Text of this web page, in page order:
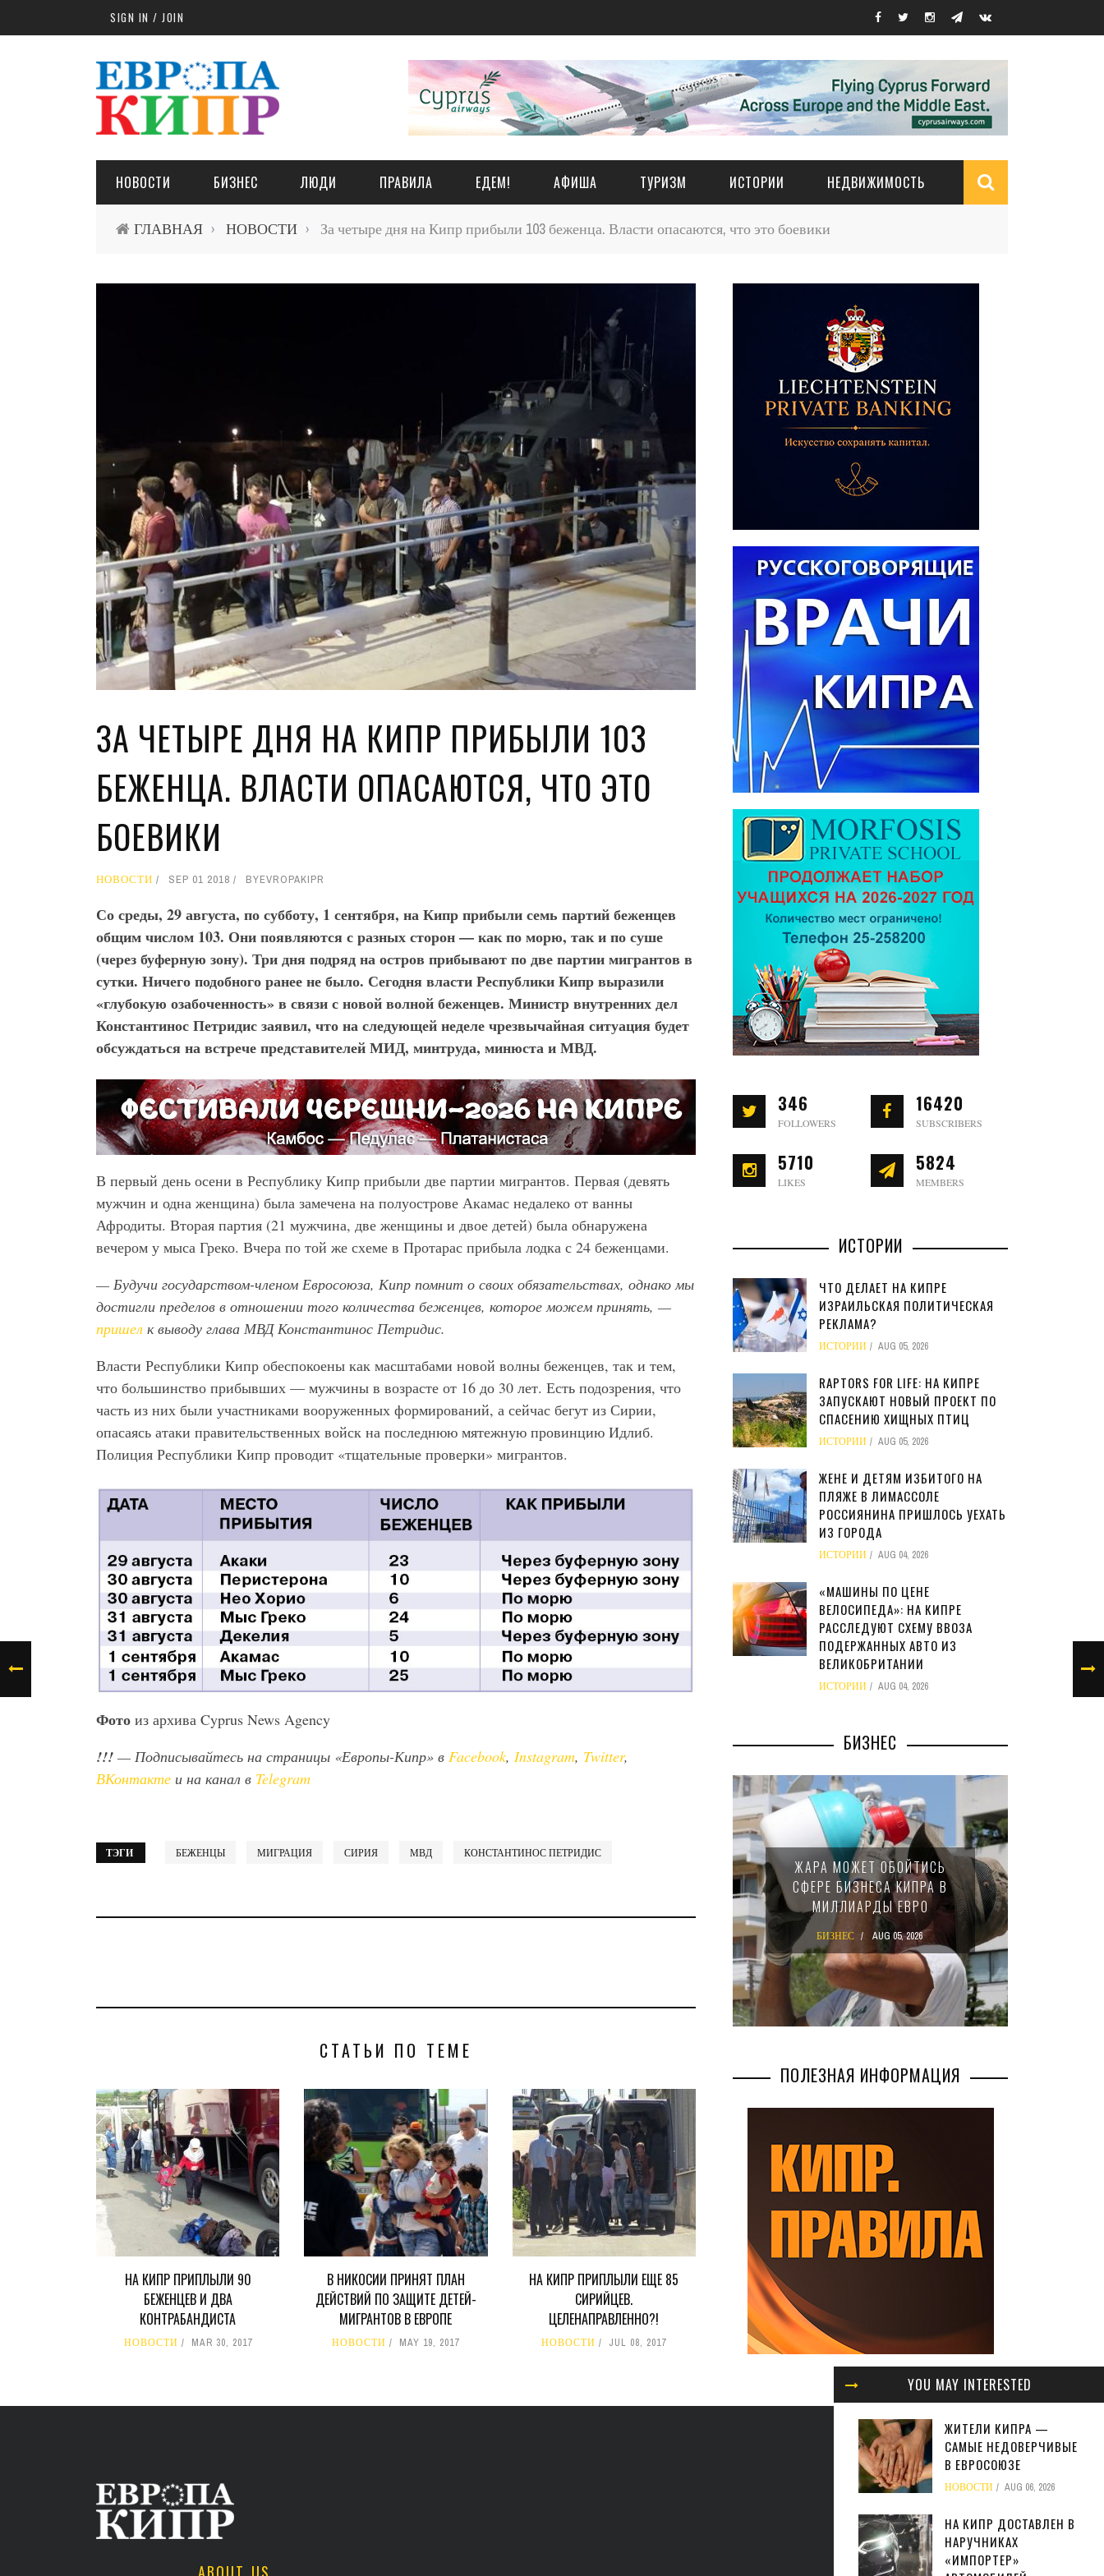
Skip to main contentSIGN IN / JOIN
НОВОСТИ БИЗНЕС ЛЮДИ ПРАВИЛА ЕДЕМ! АФИША ТУРИЗМ ИСТОРИИ НЕДВИЖИМОСТЬ
ГЛАВНАЯ › НОВОСТИ › За четыре дня на Кипр прибыли 103 беженца. Власти опасаются, что это боевики
ЗА ЧЕТЫРЕ ДНЯ НА КИПР ПРИБЫЛИ 103
БЕЖЕНЦА. ВЛАСТИ ОПАСАЮТСЯ, ЧТО ЭТО
БОЕВИКИ
НОВОСТИ SEP 01 2018 BYEVROPAKIPR
Со среды, 29 августа, по субботу, 1 сентября, на Кипр прибыли семь партий беженцев
общим числом 103. Они появляются с разных сторон — как по морю, так и по суше
(через буферную зону). Три дня подряд на остров прибывают по две партии мигрантов в
сутки. Ничего подобного ранее не было. Сегодня власти Республики Кипр выразили
«глубокую озабоченность» в связи с новой волной беженцев. Министр внутренних дел
Константинос Петридис заявил, что на следующей неделе чрезвычайная ситуация будет
обсуждаться на встрече представителей МИД, минтруда, минюста и МВД.
В первый день осени в Республику Кипр прибыли две партии мигрантов. Первая (девять
мужчин и одна женщина) была замечена на полуострове Акамас недалеко от ванны
Афродиты. Вторая партия (21 мужчина, две женщины и двое детей) была обнаружена
вечером у мыса Греко. Вчера по той же схеме в Протарас прибыла лодка с 24 беженцами.
— Будучи государством-членом Евросоюза, Кипр помнит о своих обязательствах, однако мы
достигли пределов в отношении того количества беженцев, которое можем принять, —
пришел к выводу глава МВД Константинос Петридис.
Власти Республики Кипр обеспокоены как масштабами новой волны беженцев, так и тем,
что большинство прибывших — мужчины в возрасте от 16 до 30 лет. Есть подозрения, что
часть из них были участниками вооруженных формирований, а сейчас бегут из Сирии,
опасаясь атаки правительственных войск на последнюю мятежную провинцию Идлиб.
Полиция Республики Кипр проводит «тщательные проверки» мигрантов.
Фото из архива Cyprus News Agency
!!! — Подписывайтесь на страницы «Европы-Кипр» в Facebook, Instagram, Twitter,
ВКонтакте и на канал в Telegram
ТЭГИ БЕЖЕНЦЫ МИГРАЦИЯ СИРИЯ МВД КОНСТАНТИНОС ПЕТРИДИС
СТАТЬИ ПО ТЕМЕ
НА КИПР ПРИПЛЫЛИ 90
БЕЖЕНЦЕВ И ДВА
КОНТРАБАНДИСТА
НОВОСТИ MAR 30, 2017
В НИКОСИИ ПРИНЯТ ПЛАН
ДЕЙСТВИЙ ПО ЗАЩИТЕ ДЕТЕЙ-
МИГРАНТОВ В ЕВРОПЕ
НОВОСТИ MAY 19, 2017
НА КИПР ПРИПЛЫЛИ ЕЩЕ 85
СИРИЙЦЕВ.
ЦЕЛЕНАПРАВЛЕННО?!
НОВОСТИ JUL 08, 2017
YOU MAY INTERESTED
ЖИТЕЛИ КИПРА —
САМЫЕ НЕДОВЕРЧИВЫЕ
В ЕВРОСОЮЗЕ
НОВОСТИ AUG 06, 2026
НА КИПР ДОСТАВЛЕН В
НАРУЧНИКАХ
«ИМПОРТЕР»
346
FOLLOWERS
16420
SUBSCRIBERS
5710
LIKES
5824
MEMBERS
ИСТОРИИ
ЧТО ДЕЛАЕТ НА КИПРЕ
ИЗРАИЛЬСКАЯ ПОЛИТИЧЕСКАЯ
РЕКЛАМА?
ИСТОРИИ AUG 05, 2026
RAPTORS FOR LIFE: НА КИПРЕ
ЗАПУСКАЮТ НОВЫЙ ПРОЕКТ ПО
СПАСЕНИЮ ХИЩНЫХ ПТИЦ
ИСТОРИИ AUG 05, 2026
ЖЕНЕ И ДЕТЯМ ИЗБИТОГО НА
ПЛЯЖЕ В ЛИМАССОЛЕ
РОССИЯНИНА ПРИШЛОСЬ УЕХАТЬ
ИЗ ГОРОДА
ИСТОРИИ AUG 04, 2026
«МАШИНЫ ПО ЦЕНЕ
ВЕЛОСИПЕДА»: НА КИПРЕ
РАССЛЕДУЮТ СХЕМУ ВВОЗА
ПОДЕРЖАННЫХ АВТО ИЗ
ВЕЛИКОБРИТАНИИ
ИСТОРИИ AUG 04, 2026
БИЗНЕС
В 2028 ГОДУ ENI НАЧНЕТ
НА КИПРСКОМ ШЕЛЬФЕ
ЖАРА МОЖЕТ ОБОЙТИСЬ
СФЕРЕ БИЗНЕСА КИПРА В
МИЛЛИАРДЫ ЕВРО
БИЗНЕС AUG 05, 2026
ПОЛЕЗНАЯ ИНФОРМАЦИЯ